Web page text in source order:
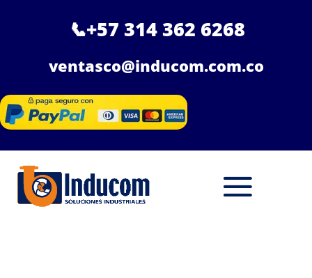
📞+57 314 362 6268
ventasco@inducom.com.co